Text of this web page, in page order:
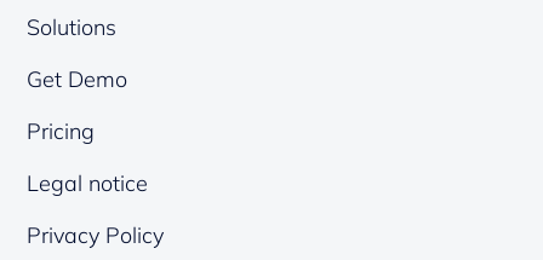
Solutions
Get Demo
Pricing
Legal notice
Privacy Policy